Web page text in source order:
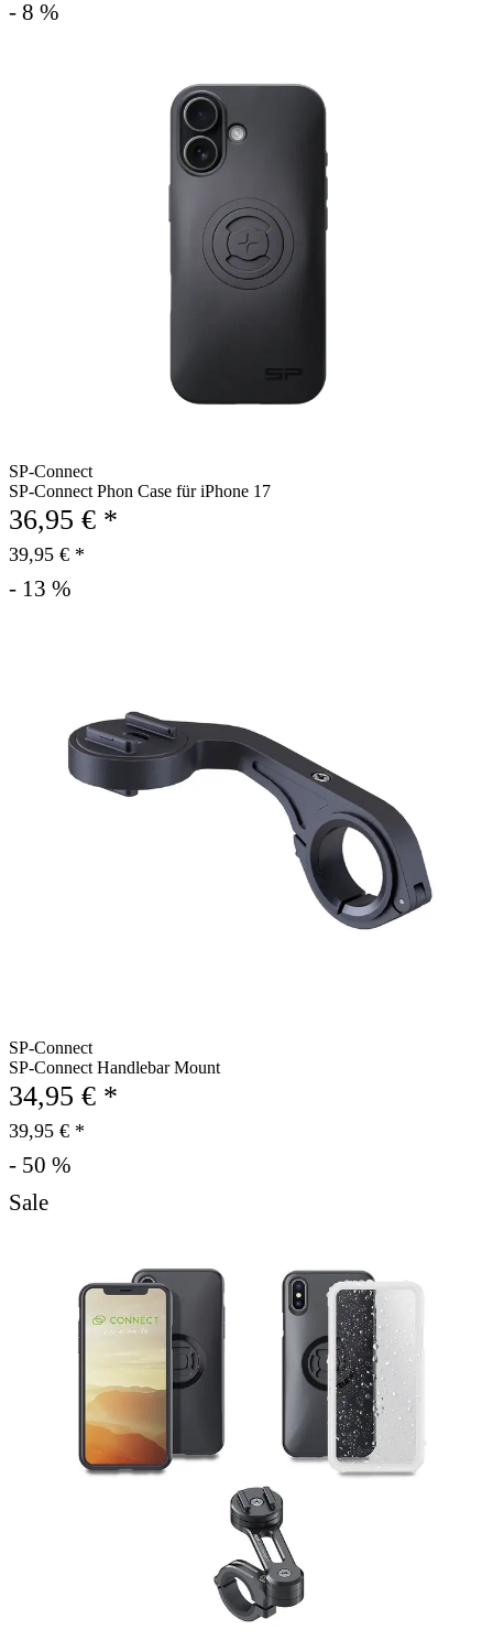
- 8 %
SP-Connect
SP-Connect Phon Case für iPhone 17
36,95 € *
39,95 € *
- 13 %
SP-Connect
SP-Connect Handlebar Mount
34,95 € *
39,95 € *
- 50 %
Sale